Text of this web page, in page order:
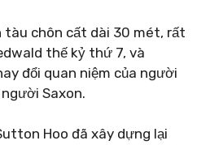
tàu chôn cất dài 30 mét, rất
thế kỷ thứ 7, và
đổi quan niệm của người
Saxon.
Hoo đã xây dựng lại